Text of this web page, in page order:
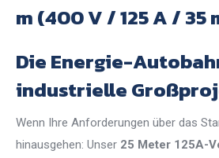
m (400 V / 125 A / 35
Die Energie-
industrielle
Wenn Ihre Anforderungen über das
hinausgehen: Unser 25 Meter 125A-